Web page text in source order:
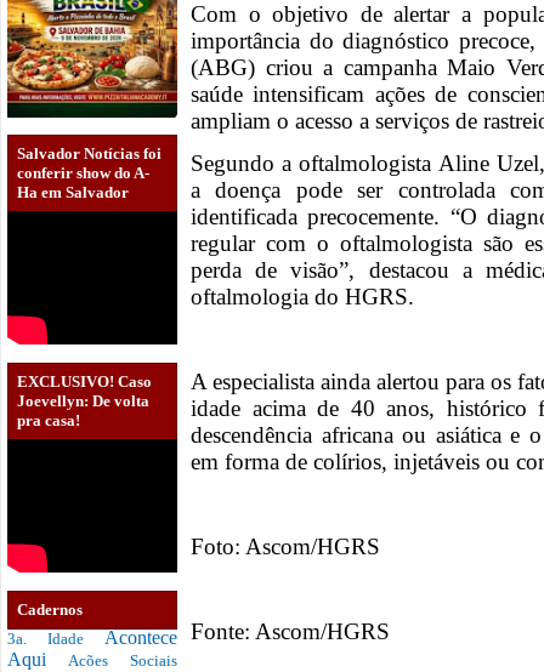
Salvador Notícias foi
conferir show do A-
Ha em Salvador
EXCLUSIVO! Caso
Joevellyn: De volta
pra casa!
Cadernos
3a. Idade Acontece
Aqui Acões Sociais
Com o objetivo de alertar a
importância do diagnóstico
(ABG) criou a campanha Maio
saúde intensificam ações de
ampliam o acesso a serviços de
Segundo a oftalmologista Aline
a doença pode ser controlada
identificada precocemente. “O
regular com o oftalmologista são
perda de visão”, destacou a
oftalmologia do HGRS.
A especialista ainda alertou para os
idade acima de 40 anos, histórico
descendência africana ou asiática e
em forma de colírios, injetáveis ou
Foto: Ascom/HGRS
Fonte: Ascom/HGRS